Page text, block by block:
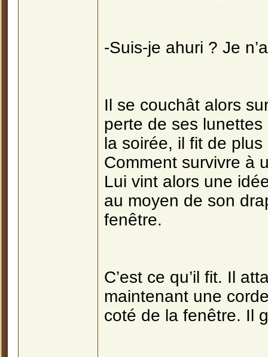
-Suis-je ahuri ? Je
Il se couchât alors
perte de ses lunettes
la soirée, il fit de
Comment survivre à
Lui vint alors une
au moyen de son
fenêtre.
C’est ce qu’il fit. Il
maintenant une
coté de la fenêtre. Il